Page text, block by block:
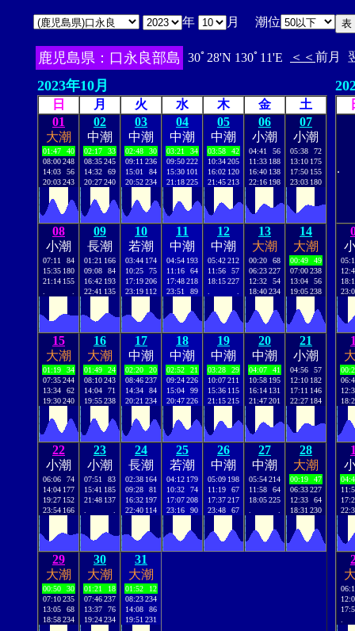
年 月 潮位
鹿児島県：口永良部島 30ﾟ28'N 130ﾟ11'E ＜＜ 前月
2023年10月
日 月 火 水 木 金
土
01
大潮
01:47
40
08:00248
14:03
56
20:03243
02
中潮
02:17
33
08:35245
14:32
69
20:27240
03
中潮
02:48
30
09:11 236
15:01
84
20:52234
04
中潮
03:21
34
09:50222
15:30 101
21:18225
05
中潮
03:58
42
10:34205
16:02 120
21:45213
06
小潮
04:41
56
11:33 188
16:40 138
22:16 198
07
小潮
05:38
72
13:10 175
17:50 155
23:03 180
08
小潮
07:11
84
15:35 180
21:14 155
09
長潮
01:21 166
09:08
84
16:42 193
22:41 135
10
若潮
03:44 174
10:25
75
17:19206
23:19 112
11
中潮
04:54 193
11:16
64
17:48218
23:51
89
12
中潮
05:42212
11:56
57
18:15227
13
大潮
00:20
68
06:23227
12:32
54
18:40234
14
大潮
00:49
49
07:00238
13:04
56
19:05238
15
大潮
01:19
34
07:35244
13:34
62
19:30240
16
大潮
01:49
24
08:10243
14:04
71
19:55238
17
中潮
02:20
20
08:46237
14:34
84
20:21 234
18
中潮
02:52
21
09:24226
15:04
99
20:47226
19
中潮
03:28
29
10:07211
15:36 115
21:15215
20
中潮
04:07
41
10:58 195
16:14 131
21:47201
21
小潮
04:56
57
12:10 182
17:11 146
22:27 184
22
小潮
06:06
74
14:04 177
19:27 152
23:54 166
23
小潮
07:51
83
15:41 185
21:48 137
24
長潮
02:38 164
09:28
81
16:32 197
22:40 114
25
若潮
04:12 179
10:32
74
17:07208
23:16
90
26
中潮
05:09 198
11:19
67
17:37217
23:48
67
27
中潮
05:54214
11:58
64
18:05225
28
大潮
00:19
47
06:33227
12:33
64
18:31 230
29
大潮
00:50
30
07:10235
13:05
68
18:58234
30
大潮
01:21
18
07:46237
13:37
76
19:24234
31
大潮
01:52
12
08:23234
14:08
86
19:51 231
.